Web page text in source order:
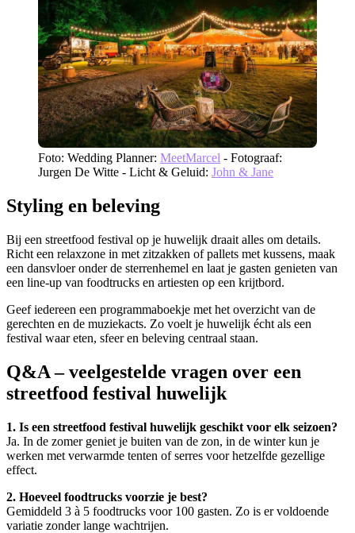
Foto: Wedding Planner: MeetMarcel - Fotograaf:
Jurgen De Witte - Licht & Geluid: John & Jane
Styling en beleving
Bij een streetfood festival op je huwelijk draait alles om details.
Richt een relaxzone in met zitzakken of pallets met kussens, maak
een dansvloer onder de sterrenhemel en laat je gasten genieten van
een line-up van foodtrucks en artiesten op een krijtbord.
Geef iedereen een programmaboekje met het overzicht van de
gerechten en de muziekacts. Zo voelt je huwelijk écht als een
festival waar eten, sfeer en beleving centraal staan.
Q&A – veelgestelde vragen over een
streetfood festival huwelijk
1. Is een streetfood festival huwelijk geschikt voor elk seizoen?
Ja. In de zomer geniet je buiten van de zon, in de winter kun je
werken met verwarmde tenten of serres voor hetzelfde gezellige
effect.
2. Hoeveel foodtrucks voorzie je best?
Gemiddeld 3 à 5 foodtrucks voor 100 gasten. Zo is er voldoende
variatie zonder lange wachtrijen.